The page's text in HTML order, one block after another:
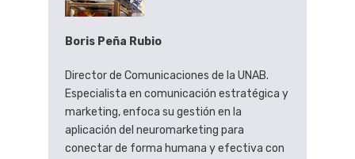
Boris Peña Rubio
Director de Comunicaciones de la UNAB.
Especialista en comunicación estratégica y
marketing, enfoca su gestión en la
aplicación del neuromarketing para
conectar de forma humana y efectiva con